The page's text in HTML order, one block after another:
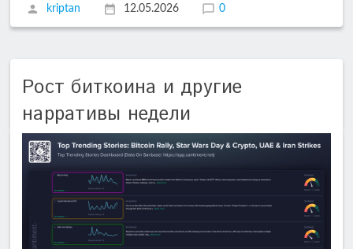
kriptan
12.05.2026 0
Рост биткоина и другие
нарративы недели